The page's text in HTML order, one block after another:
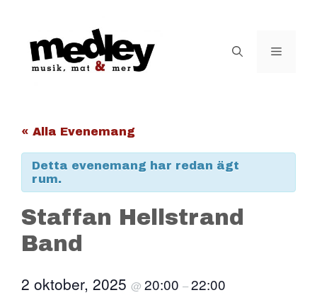
Meny
« Alla Evenemang
Detta evenemang har redan ägt
rum.
Staffan Hellstrand
Band
2 oktober, 2025 @ 20:00 –22:00